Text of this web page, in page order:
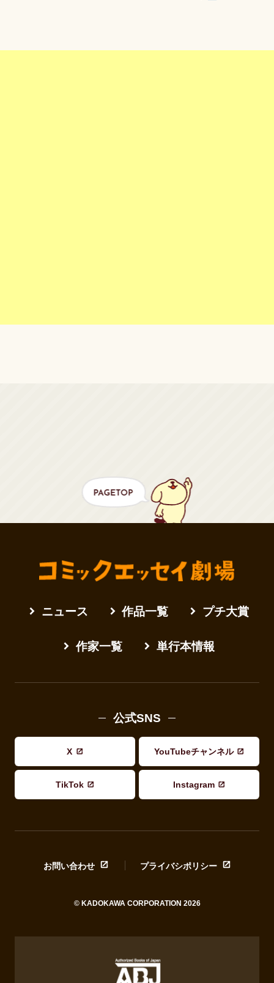
ニュース 作品一覧 プチ大賞
作家一覧 単行本情報
公式SNS
X YouTubeチャンネル
TikTok Instagram
お問い合わせ プライバシポリシー
© KADOKAWA CORPORATION 2026